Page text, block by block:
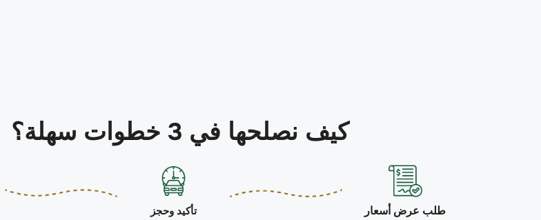
كيف نصلحها في 3 خطوات سهلة؟
طلب عرض أسعار تأكيد وحجز